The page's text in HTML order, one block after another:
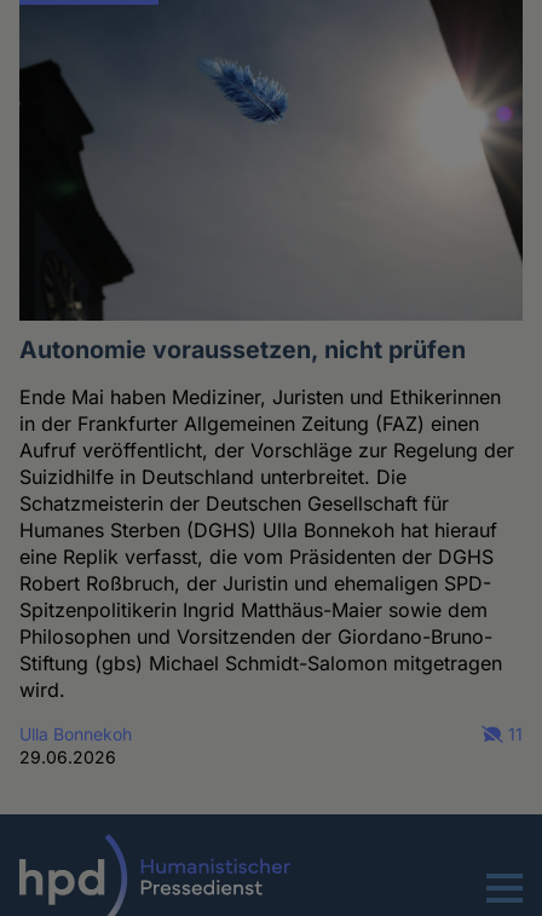
Autonomie voraussetzen, nicht prüfen
Ende Mai haben Mediziner, Juristen und Ethikerinnen
in der Frankfurter Allgemeinen Zeitung (FAZ) einen
Aufruf veröffentlicht, der Vorschläge zur Regelung der
Suizidhilfe in Deutschland unterbreitet. Die
Schatzmeisterin der Deutschen Gesellschaft für
Humanes Sterben (DGHS) Ulla Bonnekoh hat hierauf
eine Replik verfasst, die vom Präsidenten der DGHS
Robert Roßbruch, der Juristin und ehemaligen SPD-
Spitzenpolitikerin Ingrid Matthäus-Maier sowie dem
Philosophen und Vorsitzenden der Giordano-Bruno-
Stiftung (gbs) Michael Schmidt-Salomon mitgetragen
wird.
Ulla Bonnekoh
29.06.2026
11
Menu